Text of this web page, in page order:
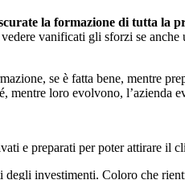
la formazione di tutta la
vanificati gli sforzi se anche
se è fatta bene, mentre
mentre loro evolvono, l’azienda
e preparati per poter attirare il
investimenti. Coloro che